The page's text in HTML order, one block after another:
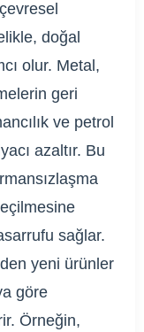
doğal
olur. Metal,
geri
ve petrol
azaltır. Bu
sağlar.
yeni ürünler
göre
Örneğin,